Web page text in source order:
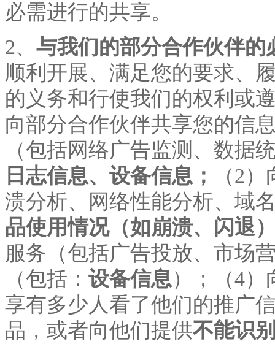
必需进行的共享。
2、 与我们的部分合作伙伴的
顺利开展、满足您的要求、
的义务和行使我们的权利或
向部分合作伙伴共享您的信
（包括网络广告监测、数据
日志信息、设备信息；
（2）
溃分析、网络性能分析、域
品使用情况（如崩溃、闪退
服务（包括广告投放、市场
（包括： 设备信息）；（4）
享有多少人看了他们的推广
品，或者向他们提供不能识